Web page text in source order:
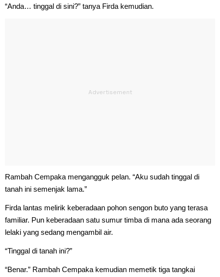
“Anda… tinggal di sini?” tanya Firda kemudian.
Rambah Cempaka mengangguk pelan. “Aku sudah tinggal di
tanah ini semenjak lama.”
Firda lantas melirik keberadaan pohon sengon buto yang terasa
familiar. Pun keberadaan satu sumur timba di mana ada seorang
lelaki yang sedang mengambil air.
“Tinggal di tanah ini?”
“Benar.” Rambah Cempaka kemudian memetik tiga tangkai